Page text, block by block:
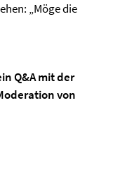
„Möge die
Q&A mit der
von